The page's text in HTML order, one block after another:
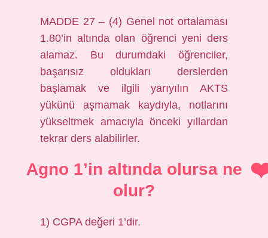
MADDE 27 – (4) Genel not ortalaması
1.80’in altında olan öğrenci yeni ders
alamaz. Bu durumdaki öğrenciler,
başarısız oldukları derslerden
başlamak ve ilgili yarıyılın AKTS
yükünü aşmamak kaydıyla, notlarını
yükseltmek amacıyla önceki yıllardan
tekrar ders alabilirler.
Agno 1’in altında olursa ne
olur?
1) CGPA değeri 1’dir.